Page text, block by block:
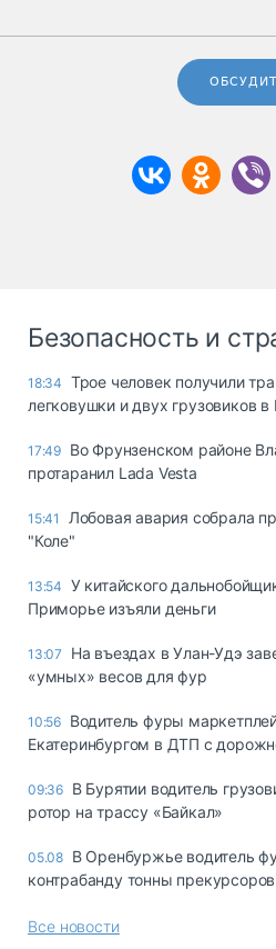
Безопасность и
18:34 Трое человек получили
легковушки и двух грузовиков в
17:49 Во Фрунзенском районе
протаранил Lada Vesta
15:41
Лобовая авария собрала
"Коле"
13:54 У китайского
Приморье изъяли деньги
13:07
Ha въeздax в Улaн-Удэ
«yмныx» вecoв для фyp
10:56 Водитель фуры
Екатеринбургом в ДТП с
09:36 В Бурятии водитель
ротор на трассу «Байкал»
05.08 В Оренбуржье водитель
контрабанду тонны прекурсоров
Все новости